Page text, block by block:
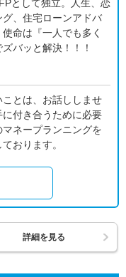
として独立。人生、恋
、住宅ローンアドバ
命は『一人でも多く
バッと解決！！！
とは、お話ししませ
付き合うために必要
ネープランニングを
おります。
詳細を見る